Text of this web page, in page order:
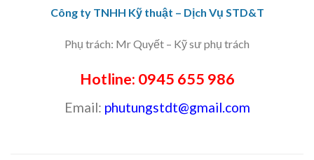
Công ty TNHH Kỹ thuật – Dịch Vụ STD&T
Phụ trách: Mr Quyết – Kỹ sư phụ trách
Hotline: 0945 655 986
Email: phutungstdt@gmail.com